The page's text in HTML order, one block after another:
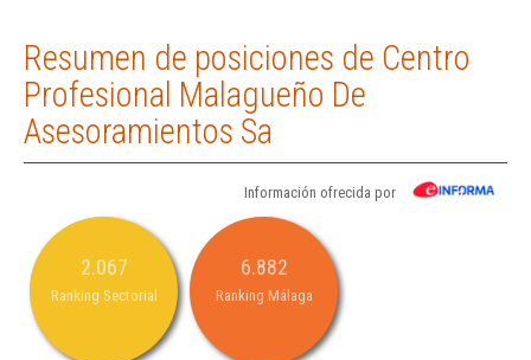
Resumen de posiciones de Centro
Profesional Malagueño De
Asesoramientos Sa
Información ofrecida por
2.067
Ranking Sectorial
6.882
Ranking Málaga